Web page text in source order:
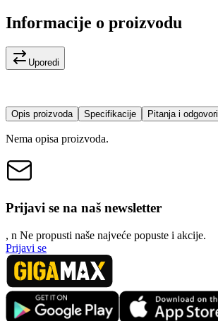
Informacije o proizvodu
Uporedi
Opis proizvoda Specifikacije Pitanja i odgovori
Nema opisa proizvoda.
Prijavi se na naš newsletter
, n Ne propusti naše najveće popuste i akcije.
Prijavi se